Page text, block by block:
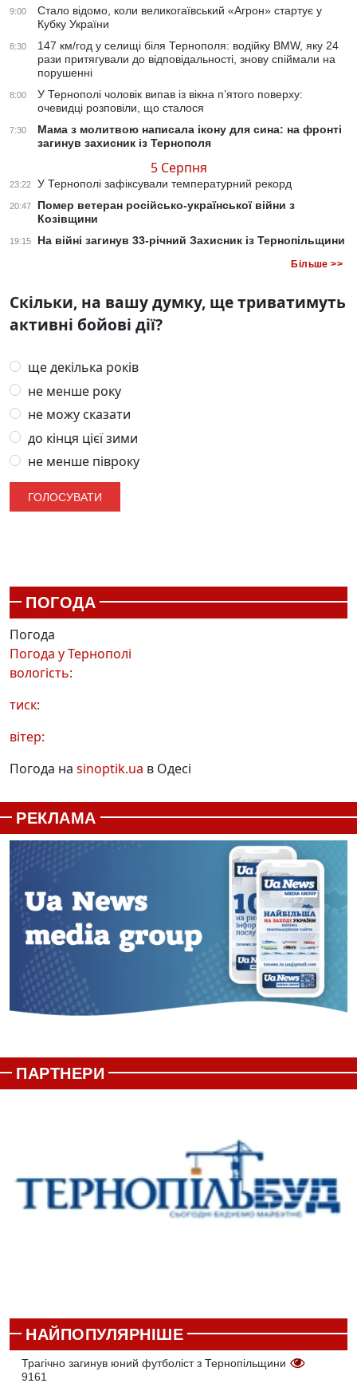
9:00
Стало відомо, коли великогаївський «Агрон» стартує у
Кубку України
8:30
147 км/год у селищі біля Тернополя: водійку BMW, яку 24
рази притягували до відповідальності, знову спіймали на
порушенні
8:00
У Тернополі чоловік випав із вікна п’ятого поверху:
очевидці розповіли, що сталося
7:30
Мама з молитвою написала ікону для сина: на фронті
загинув захисник із Тернополя
5 Серпня
23:22 У Тернополі зафіксували температурний рекорд
20:47
Помер ветеран російсько-української війни з
Козівщини
19:15 На війні загинув 33-річний Захисник із Тернопільщини
Більше >>
Скільки, на вашу думку, ще триватимуть
активні бойові дії?
ще декілька років
не менше року
не можу сказати
до кінця цієї зими
не менше півроку
ПОГОДА
Погода
Погода уТернополі
вологість:
тиск:
вітер:
Погода на sinoptik.ua в Одесі
РЕКЛАМА
ПАРТНЕРИ
НАЙПОПУЛЯРНІШЕ
Трагічно загинув юний футболіст з Тернопільщини
9161